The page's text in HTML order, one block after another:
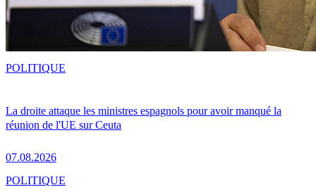
La droite attaque les ministres espagnols pour avoir manqué la
réunion de l'UE sur Ceuta
07.08.2026
POLITIQUE
POLITIQUE